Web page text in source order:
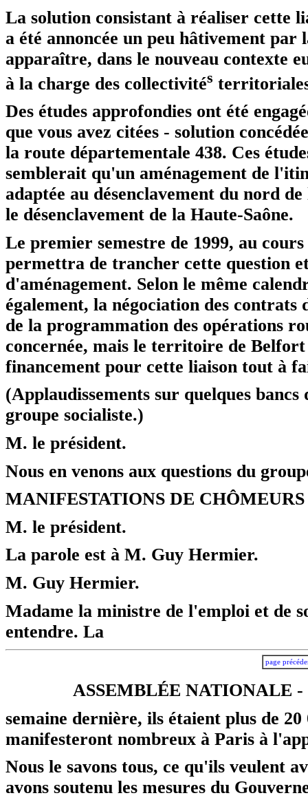
La solution consistant à réaliser cette
a été annoncée un peu hâtivement
apparaître, dans le nouveau contexte
à la charge des collectivités
Des études approfondies ont été
que vous avez citées - solution
la route départementale 438. Ces
semblerait qu'un aménagement de
adaptée au désenclavement du nord
le désenclavement de la Haute-Saône.
Le premier semestre de 1999, au
permettra de trancher cette question
d'aménagement. Selon le même
également, la négociation des
de la programmation des opérations
concernée, mais le territoire de
financement pour cette liaison tout à
(Applaudissements sur quelques
groupe socialiste.)
M. le président.
Nous en venons aux questions du
MANIFESTATIONS DE CHÔMEURS
M. le président.
La parole est à M. Guy Hermier.
M. Guy Hermier.
Madame la ministre de l'emploi et de
entendre. La
page
ASSEMBLÉE NATIONALE -
semaine dernière, ils étaient plus de
manifesteront nombreux à Paris à
Nous le savons tous, ce qu'ils veulent
avons soutenu les mesures du